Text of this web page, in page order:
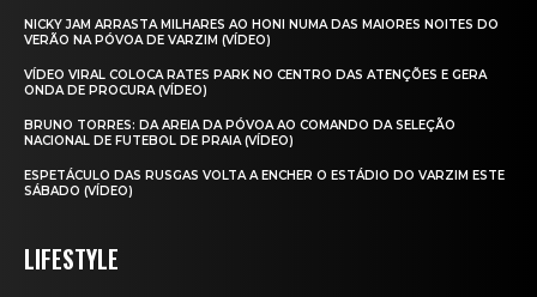
NICKY JAM ARRASTA MILHARES AO HONI NUMA DAS MAIORES NOITES DO
VERÃO NA PÓVOA DE VARZIM (VÍDEO)
VÍDEO VIRAL COLOCA RATES PARK NO CENTRO DAS ATENÇÕES E GERA
ONDA DE PROCURA (VÍDEO)
BRUNO TORRES: DA AREIA DA PÓVOA AO COMANDO DA SELEÇÃO
NACIONAL DE FUTEBOL DE PRAIA (VÍDEO)
ESPETÁCULO DAS RUSGAS VOLTA A ENCHER O ESTÁDIO DO VARZIM ESTE
SÁBADO (VÍDEO)
LIFESTYLE